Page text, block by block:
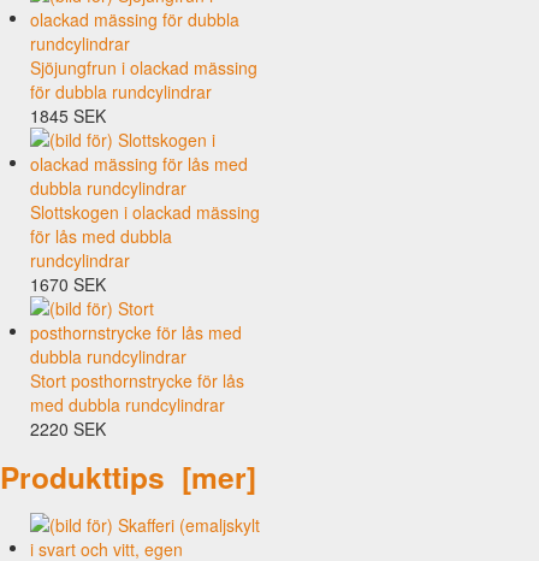
Sjöjungfrun i olackad mässing
för dubbla rundcylindrar
1845 SEK
Slottskogen i olackad mässing
för lås med dubbla
rundcylindrar
1670 SEK
Stort posthornstrycke för lås
med dubbla rundcylindrar
2220 SEK
Produkttips [mer]